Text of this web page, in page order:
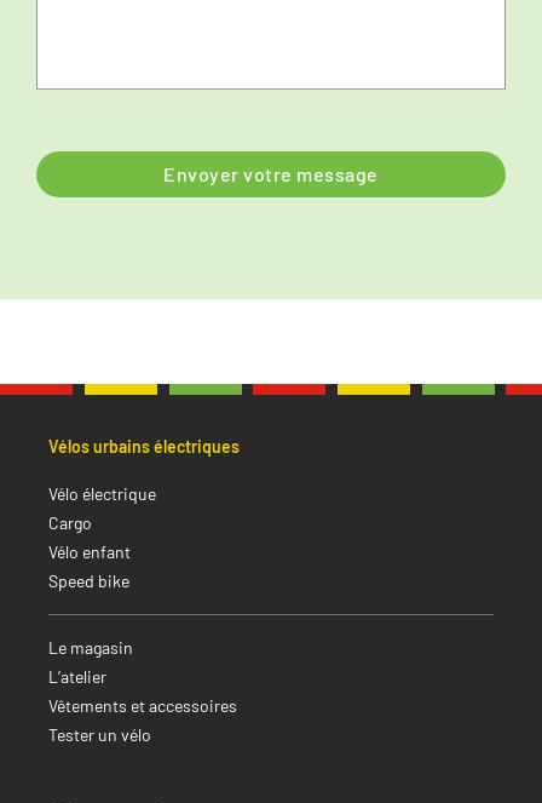
Vélos urbains électriques
Vélo électrique
Cargo
Vélo enfant
Speed bike
Le magasin
L’atelier
Vêtements et accessoires
Tester un vélo